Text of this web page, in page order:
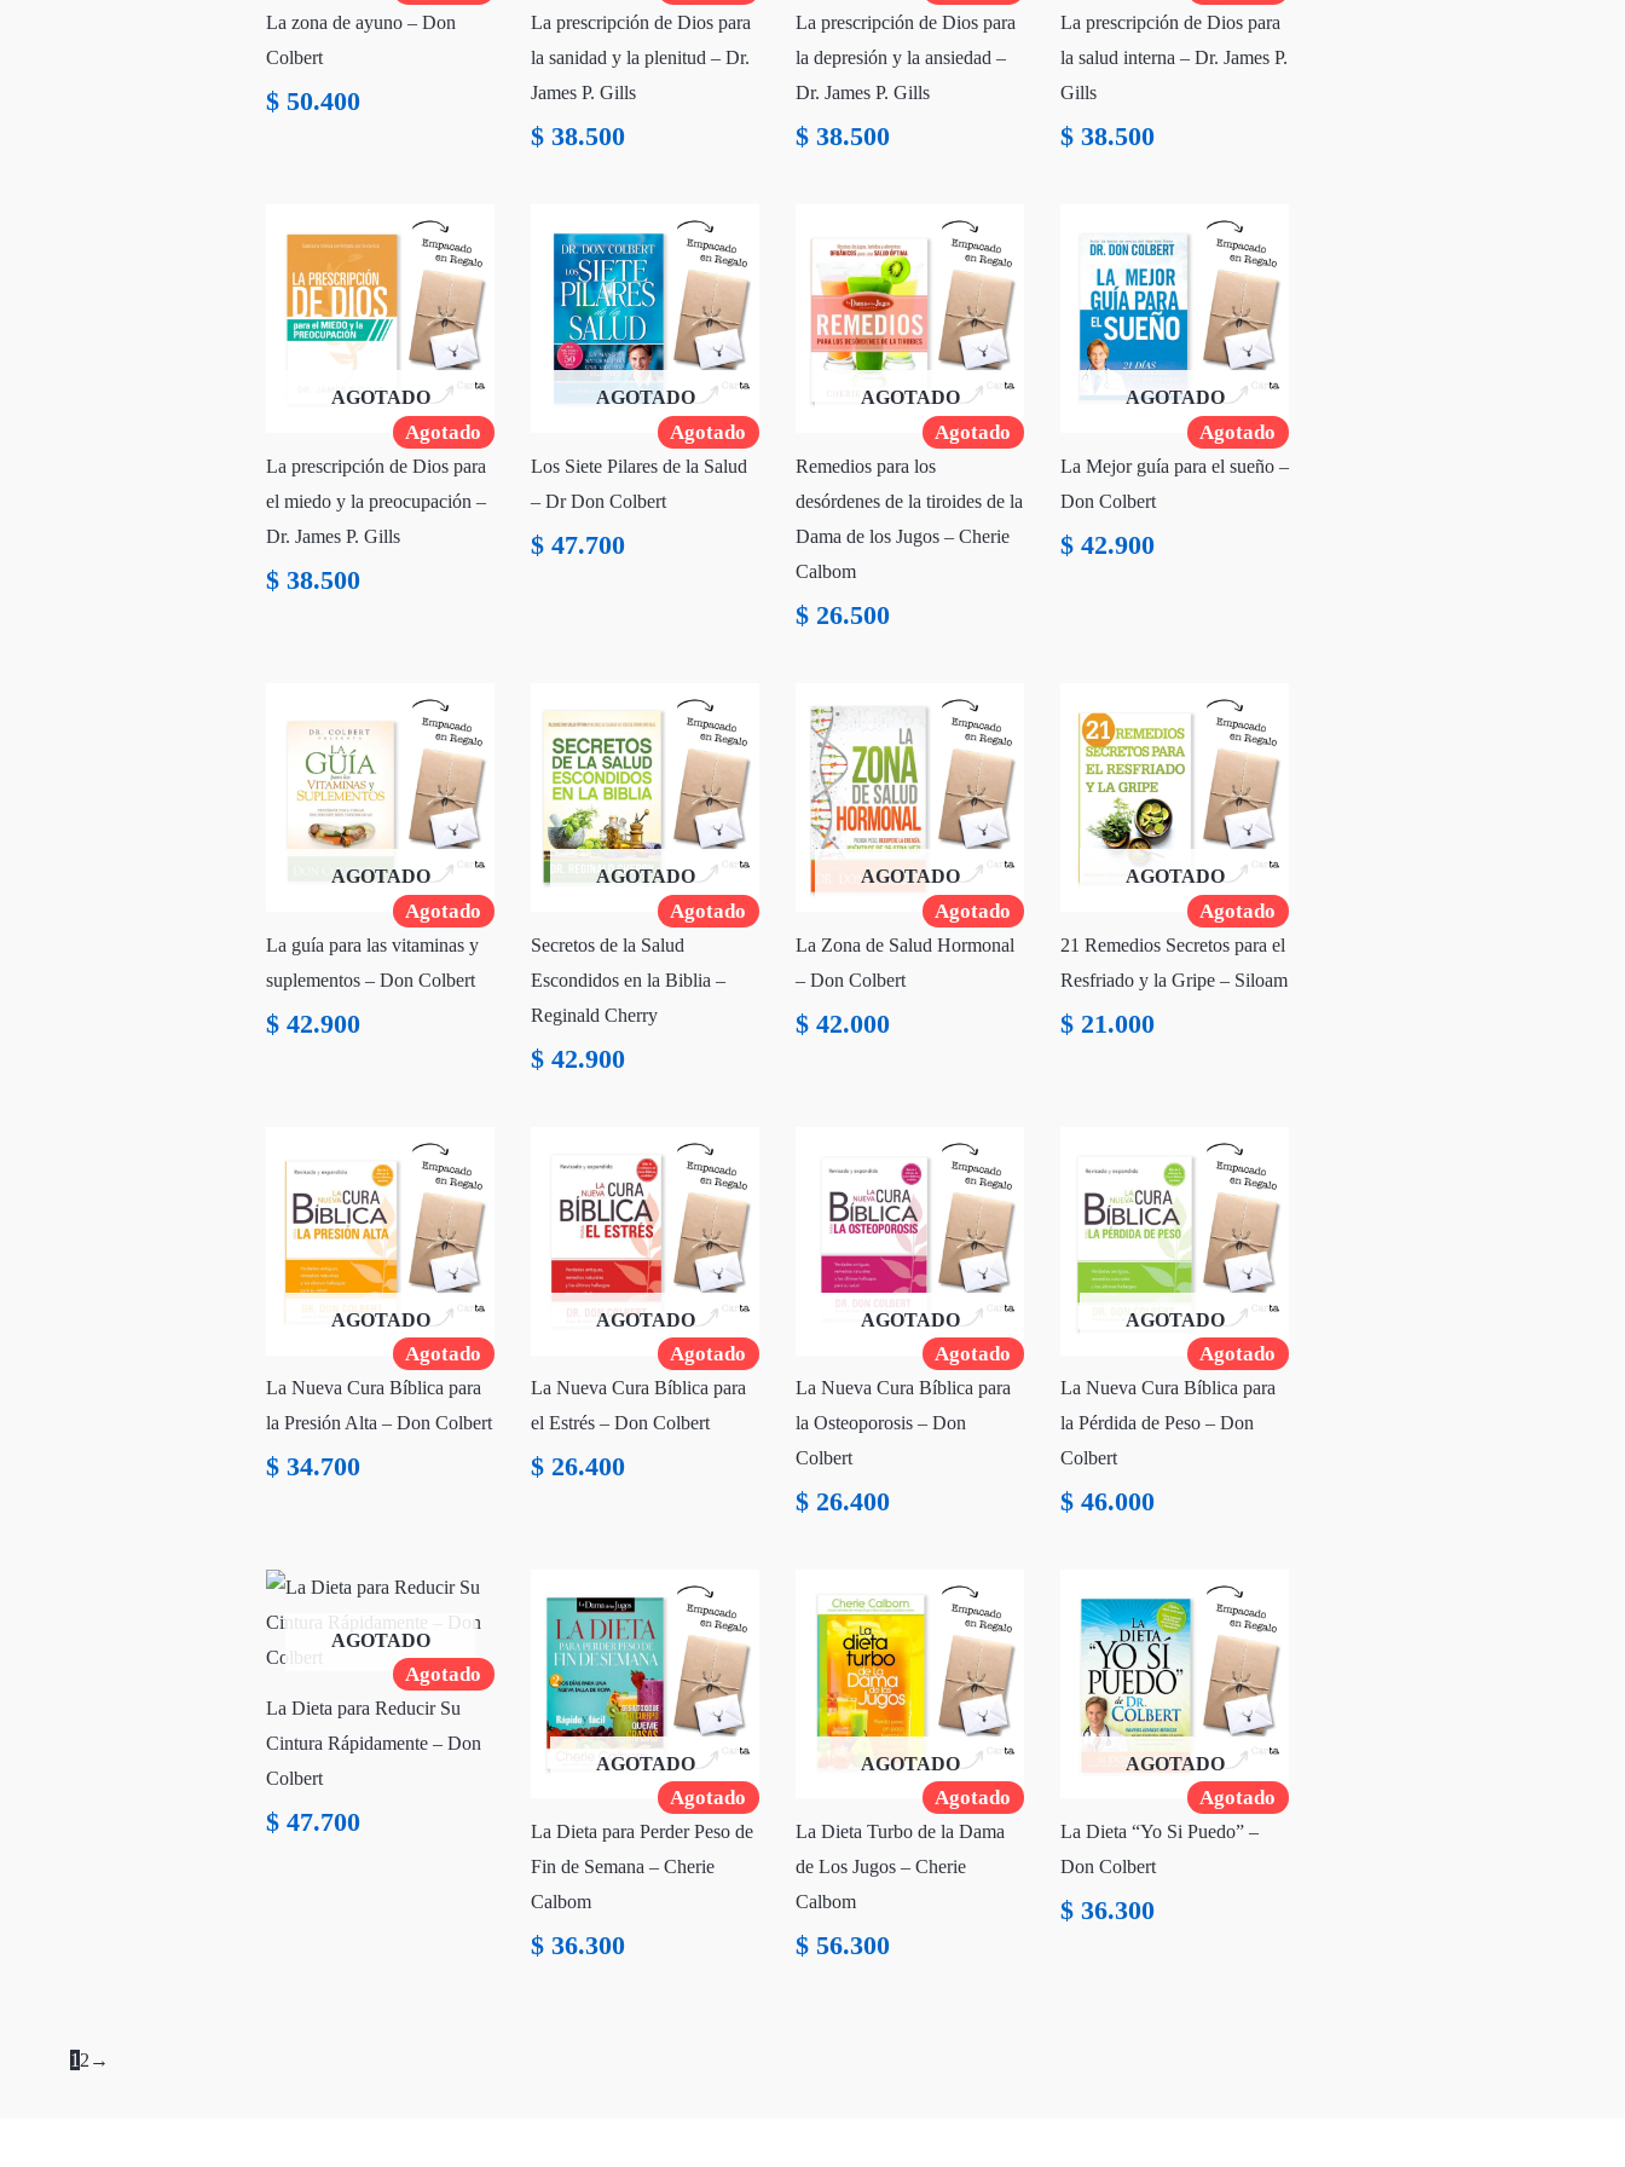
La zona de ayuno – Don
Colbert
$ 50.400
La prescripción de Dios para
la sanidad y la plenitud – Dr.
James P. Gills
$ 38.500
La prescripción de Dios para
la depresión y la ansiedad –
Dr. James P. Gills
$ 38.500
La prescripción de Dios para
la salud interna – Dr. James P.
Gills
$ 38.500
Agotado
AGOTADO
La prescripción de Dios para
el miedo y la preocupación –
Dr. James P. Gills
$ 38.500
Agotado
AGOTADO
Los Siete Pilares de la Salud
– Dr Don Colbert
$ 47.700
Agotado
AGOTADO
Remedios para los
desórdenes de la tiroides de la
Dama de los Jugos – Cherie
Calbom
$ 26.500
Agotado
AGOTADO
La Mejor guía para el sueño –
Don Colbert
$ 42.900
Agotado
AGOTADO
La guía para las vitaminas y
suplementos – Don Colbert
$ 42.900
Agotado
AGOTADO
Secretos de la Salud
Escondidos en la Biblia –
Reginald Cherry
$ 42.900
Agotado
AGOTADO
La Zona de Salud Hormonal
– Don Colbert
$ 42.000
Agotado
AGOTADO
21 Remedios Secretos para el
Resfriado y la Gripe – Siloam
$ 21.000
Agotado
AGOTADO
La Nueva Cura Bíblica para
la Presión Alta – Don Colbert
$ 34.700
Agotado
AGOTADO
La Nueva Cura Bíblica para
el Estrés – Don Colbert
$ 26.400
Agotado
AGOTADO
La Nueva Cura Bíblica para
la Osteoporosis – Don
Colbert
$ 26.400
Agotado
AGOTADO
La Nueva Cura Bíblica para
la Pérdida de Peso – Don
Colbert
$ 46.000
Agotado
AGOTADO
La Dieta para Reducir Su
Cintura Rápidamente – Don
Colbert
$ 47.700
Agotado
AGOTADO
La Dieta para Perder Peso de
Fin de Semana – Cherie
Calbom
$ 36.300
Agotado
AGOTADO
La Dieta Turbo de la Dama
de Los Jugos – Cherie
Calbom
$ 56.300
Agotado
AGOTADO
La Dieta “Yo Si Puedo” –
Don Colbert
$ 36.300
1 2 →